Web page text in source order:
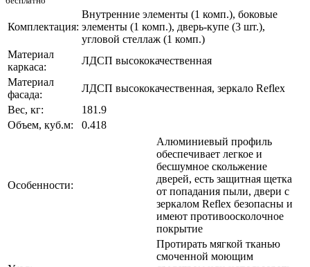
Комплектация:
Внутренние элементы (1 комп.), боковые
элементы (1 комп.), дверь-купе (3 шт.),
угловой стеллаж (1 комп.)
Материал
каркаса:
ЛДСП высококачественная
Материал
фасада:
ЛДСП высококачественная, зеркало Reflex
Вес, кг:
181.9
Объем, куб.м:
0.418
Особенности:
Алюминиевый профиль
обеспечивает легкое и
бесшумное скольжение
дверей, есть защитная щетка
от попадания пыли, двери с
зеркалом Reflex безопасны и
имеют противоосколочное
покрытие
Протирать мягкой тканью
смоченной моющим